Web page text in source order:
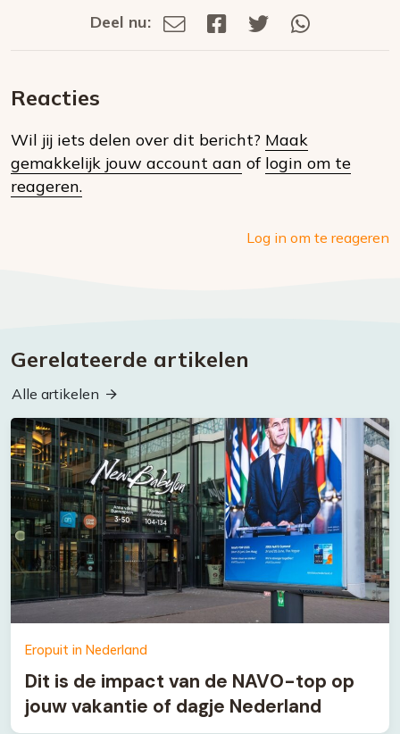
Deel
social
Deel nu:
Deel
Deel
Deel
Reacties
Wil jij iets delen over dit bericht? Maak
gemakkelijk jouw account aan of login om te
reageren.
Log in om te reageren
Gerelateerde artikelen
Alle artikelen
Eropuit in Nederland
Dit is de impact van de NAVO-top op
jouw vakantie of dagje Nederland